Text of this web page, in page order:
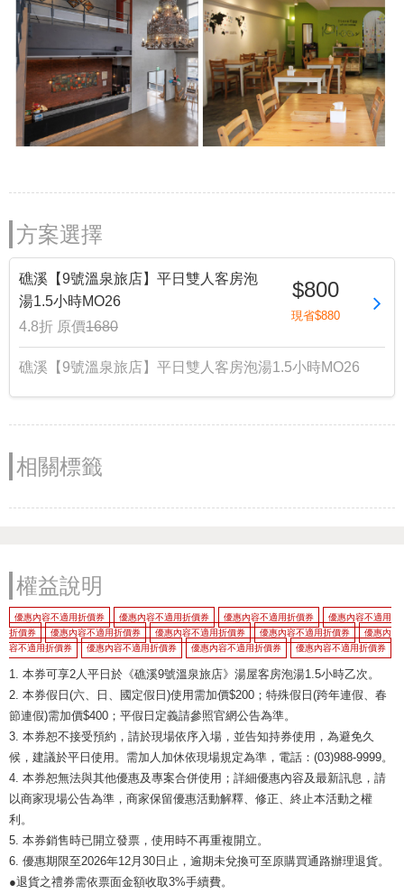
方案選擇
礁溪【9號溫泉旅店】平日雙人客房泡
湯1.5小時MO26
4.8折 原價1680
$800
現省$880
礁溪【9號溫泉旅店】平日雙人客房泡湯1.5小時MO26
相關標籤
權益說明
優惠內容不適用折價券 優惠內容不適用折價券 優惠內容不適用折價券
優惠內容不適用
折價券
優惠內容不適用折價券 優惠內容不適用折價券 優惠內容不適用折價券
優惠內
容不適用折價券
優惠內容不適用折價券 優惠內容不適用折價券 優惠內容不適用折價券
1. 本券可享2人平日於《礁溪9號溫泉旅店》湯屋客房泡湯1.5小時乙次。
2. 本券假日(六、日、國定假日)使用需加價$200；特殊假日(跨年連假、春
節連假)需加價$400；平假日定義請參照官網公告為準。
3. 本券恕不接受預約，請於現場依序入場，並告知持券使用，為避免久
候，建議於平日使用。需加人加休依現場規定為準，電話：(03)988-9999。
4. 本券恕無法與其他優惠及專案合併使用；詳細優惠內容及最新訊息，請
以商家現場公告為準，商家保留優惠活動解釋、修正、終止本活動之權
利。
5. 本券銷售時已開立發票，使用時不再重複開立。
6. 優惠期限至2026年12月30日止，逾期未兌換可至原購買通路辦理退貨。
●退貨之禮券需依票面金額收取3%手續費。